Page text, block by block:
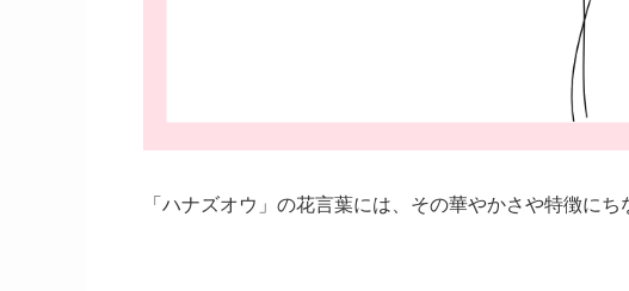
「ハナズオウ」の花言葉には、その華やかさや特徴にち